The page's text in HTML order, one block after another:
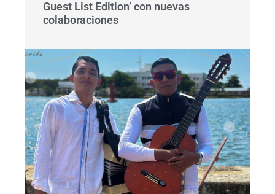
Guest List Edition’ con nuevas
colaboraciones